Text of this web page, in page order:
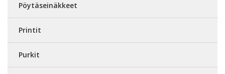
Pöytäseinäkkeet
Printit
Purkit